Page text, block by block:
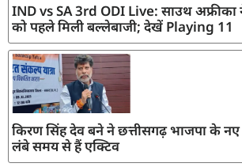
IND vs SA 3rd ODI Live: साउथ अफ्रीका
को पहले मिली बल्लेबाजी; देखें Playing 11
किरण सिंह देव बने ने छत्तीसगढ़ भाजपा के
लंबे समय से हैं एक्टिव